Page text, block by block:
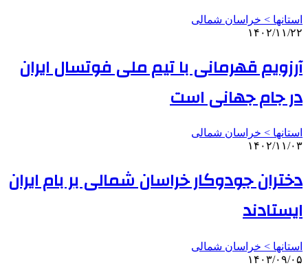
استانها > خراسان شمالی
۱۴۰۲/۱۱/۲۲
آرزویم قهرمانی با تیم ملی فوتسال ایران
در جام جهانی است
استانها > خراسان شمالی
۱۴۰۲/۱۱/۰۳
دختران جودوکار خراسان شمالی بر بام ایران
ایستادند
استانها > خراسان شمالی
۱۴۰۳/۰۹/۰۵